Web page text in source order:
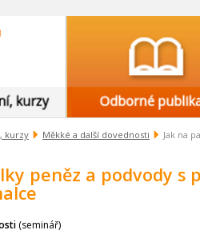
kurzy Měkké a další dovednosti
Jak na
peněz a podvody
(seminář)